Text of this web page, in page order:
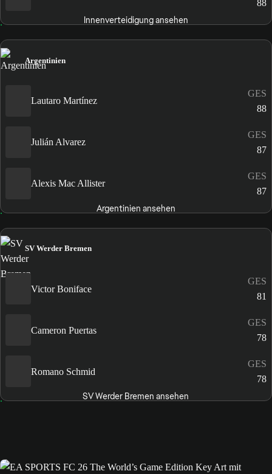
88
Innenverteidigung ansehen
Argentinien
Lautaro Martínez
GES
88
Julián Alvarez
GES
87
Alexis Mac Allister
GES
87
Argentinien ansehen
SV Werder Bremen
Victor Boniface
GES
81
Cameron Puertas
GES
78
Romano Schmid
GES
78
SV Werder Bremen ansehen